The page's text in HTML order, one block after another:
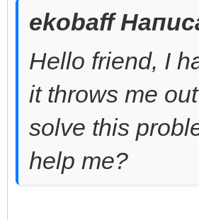
ekobaff
Hello friend, I
it throws me
solve this
help me?